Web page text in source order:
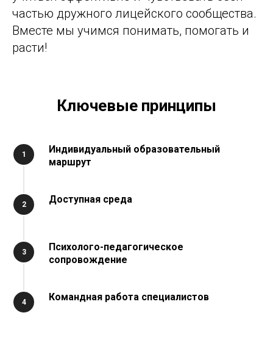
частью дружного лицейского сообщества.
Вместе мы учимся понимать, помогать и
расти!
Ключевые принципы
Индивидуальный образовательный
маршрут
Доступная среда
Психолого-педагогическое
сопровождение
Командная работа специалистов